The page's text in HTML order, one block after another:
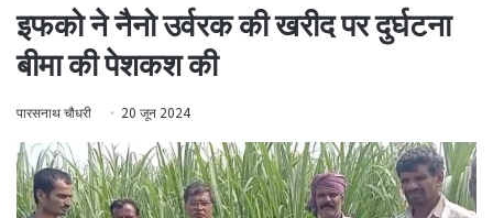
इफको ने नैनो उर्वरक की खरीद पर दुर्घटना
बीमा की पेशकश की
पारसनाथ चौधरी 20 जून 2024